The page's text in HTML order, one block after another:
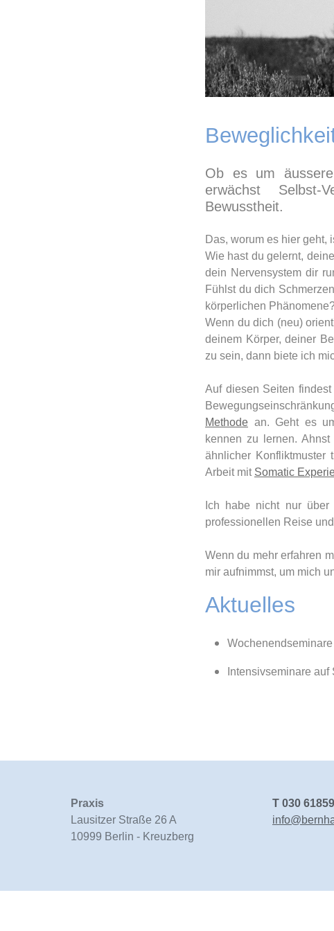
Ob es um
erwächst Selbst-
Bewusstheit.
Das, worum es hier geht,
Wie hast du gelernt,
dein Nervensystem dir
Fühlst du dich
körperlichen
Wenn du dich (neu)
deinem Körper, deiner
zu sein, dann biete ich
Auf diesen Seiten
Methode an. Geht es
kennen zu lernen.
ähnlicher Konfliktmuster
Arbeit mit Somatic
Ich habe nicht nur
professionellen Reise
Wenn du mehr erfahren
mir aufnimmst, um mich
Aktuelles
Intensivseminare
Praxis
Lausitzer Straße 26 A
10999 Berlin - Kreuzberg
T 030